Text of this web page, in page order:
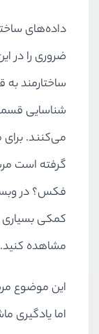
داده‌های
ضروری را در
ساختارمند
شناسایی
می‌کنند. برای
گرفته است
فکس؟ در
کمکی بسیاری
مشاهده کنید.
این موضوع
اما یادگیری